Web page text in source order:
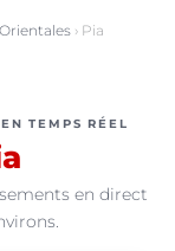
› Pia
TEMPS RÉEL
en direct